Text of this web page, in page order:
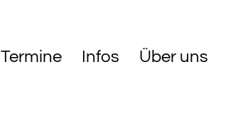
Termine Infos Über uns